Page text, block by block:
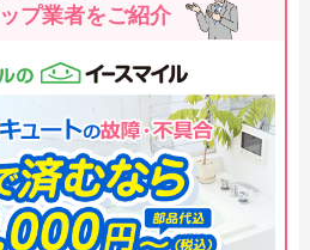
プ業者をご紹介